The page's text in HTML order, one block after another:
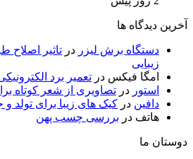
آخرین دیدگاه ها
دستگاه برش لیزر در تاثیر اصلاح
زیبایی
امگا فیکس در تعمیر برد
استور در تصاویری از شعر کوتاه
دافین در کیک های زیبا برای تولد
هاتف در بررسی چسب پهن
دوستان ما